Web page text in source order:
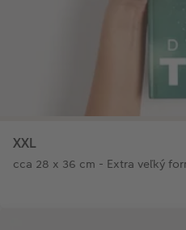
XXL
cca 28 x 36 cm - Extra veľký